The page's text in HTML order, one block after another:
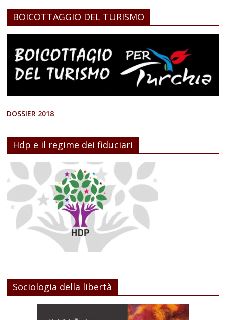
BOICOTTAGGIO DEL TURISMO
DOSSIER 2018
Hdp e il regime dei fiduciari
Sociologia della libertà